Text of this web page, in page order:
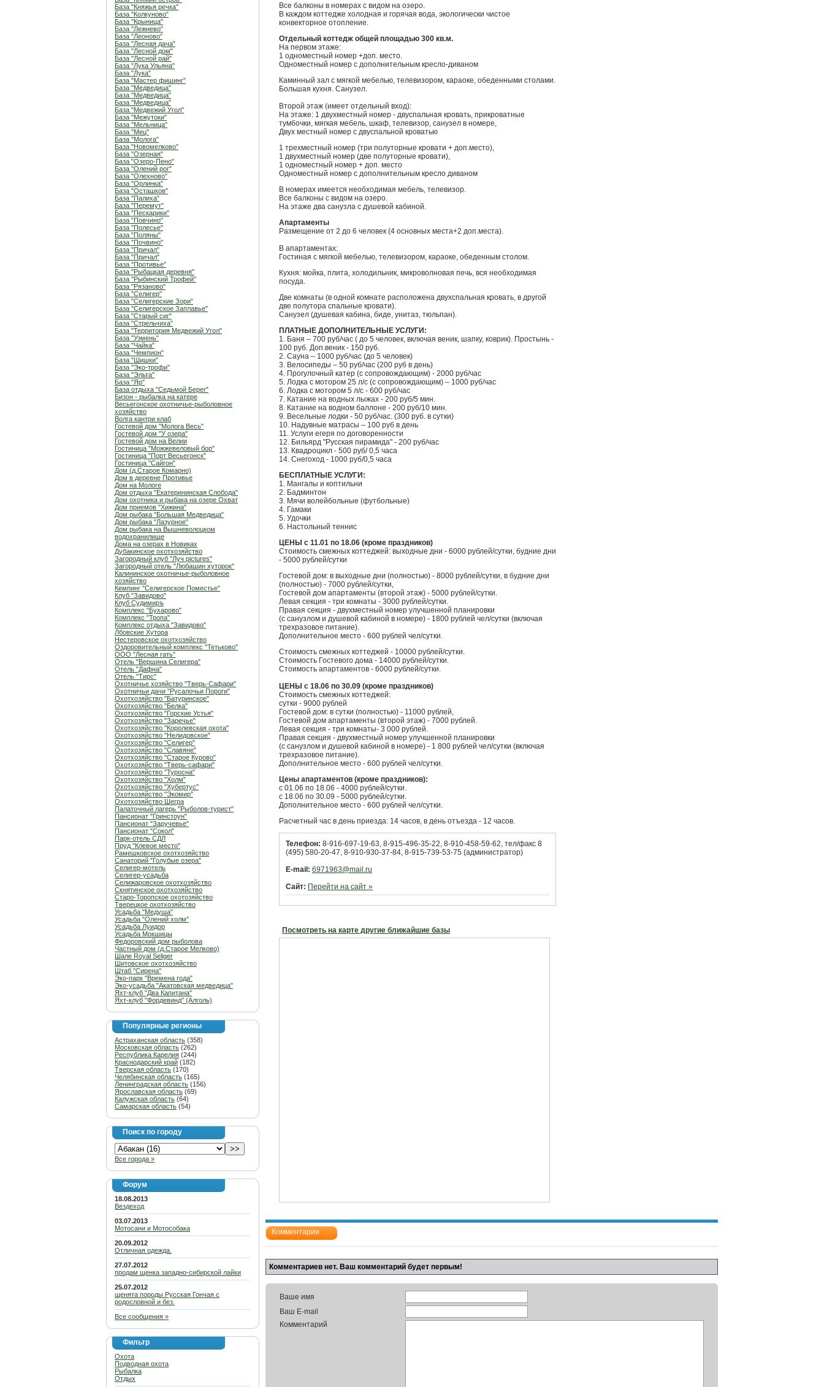
База "Княжья речка"
База "Колкуново"
База "Крыница"
База "Лежнево"
База "Леоново"
База "Лесная дача"
База "Лесной дом"
База "Лесной рай"
База "Лука Ульяна"
База "Лука"
База "Мастер фишинг"
База "Медведица"
База "Медведица"
База "Медведица"
База "Медвежий Угол"
База "Межутоки"
База "Мельница"
База "Мец"
База "Молога"
База "Новомелково"
База "Озерная"
База "Озеро-Пено"
База "Олений рог"
База "Олехново"
База "Орлинка"
База "Осташков"
База "Палиха"
База "Перемут"
База "Пескарики"
База "Повчино"
База "Полесье"
База "Поляны"
База "Почвино"
База "Причал"
База "Причал"
База "Противье"
База "Рыбацкая деревня"
База "Рыбинский Трофей"
База "Рязаново"
База "Селигер"
База "Селигерские Зори"
База "Селигерское Заплавье"
База "Старый сиг"
База "Стрельчиха"
База "Территория Медвежий Угол"
База "Узмень"
База "Чайка"
База "Чемпион"
База "Шишки"
База "Эко-трофи"
База "Эльта"
База "Яр"
База отдыха "Седьмой Берег"
Бизон - рыбалка на катере
Весьегонское охотничье-рыболовное
хозяйство
Волга кантри клаб
Гостевой дом "Молога Весь"
Гостевой дом "У озера"
Гостевой дом на Велии
Гостиница "Можжевеловый бор"
Гостиница "Порт Весьегонск"
Гостиница "Сайгон"
Дом (д.Старое Комарно)
Дом в деревне Противье
Дом на Мологе
Дом отдыха "Екатерининская Слобода"
Дом охотника и рыбака на озере Охват
Дом приемов "Хижина"
Дом рыбака "Большая Медведица"
Дом рыбака "Лазурное"
Дом рыбака на Вышневолоцком
водохранилище
Дома на озерах в Новиках
Дубакинское охотхозяйство
Загородный клуб "Луч pictures"
Загородный отель "Любашин хуторок"
Калининское охотничье-рыболовное
хозяйство
Кемпинг "Селигерское Поместье"
Клуб "Завидово"
Клуб Судимиръ
Комплекс "Бухарово"
Комплекс "Тропа"
Комплекс отдыха "Завидово"
Лбовские Хутора
Нестеровское охотхозяйство
Оздоровительный комплекс "Тетьково"
ООО "Лесная гать"
Отель "Вершина Селигера"
Отель "Дафна"
Отель "Тирс"
Охотничье хозяйство "Тверь-Сафари"
Охотничьи дачи "Русалочьи Пороги"
Охотхозяйство "Батуринское"
Охотхозяйство "Белка"
Охотхозяйство "Горские Устья"
Охотхозяйство "Заречье"
Охотхозяйство "Королевская охота"
Охотхозяйство "Нелидовское"
Охотхозяйство "Селигер"
Охотхозяйство "Славяне"
Охотхозяйство "Старое Курово"
Охотхозяйство "Тверь-сафари"
Охотхозяйство "Туросна"
Охотхозяйство "Холм"
Охотхозяйство "Хубертус"
Охотхозяйство "Экомир"
Охотхозяйство Шегра
Палаточный лагерь "Рыболов-турист"
Пансионат "Гринстоун"
Пансионат "Заручевье"
Пансионат "Сокол"
Парк-отель СДЛ
Пруд "Клевое место"
Рамешковское охотхозяйство
Санаторий "Голубые озера"
Селигер-мотель
Селигер-усадьба
Селижаровское охотхозяйство
Скнятинское охотхозяйство
Старо-Торопское охотозяйство
Тверецкое охотхозяйство
Усадьба "Медуша"
Усадьба "Олений холм"
Усадьба Луидор
Усадьба Мокшицы
Федоровский дом рыболова
Частный дом (д.Старое Мелково)
Шале Royal Seliger
Шитовское охотхозяйство
Штаб "Сирена"
Эко-парк "Времена года"
Эко-усадьба "Акатовская медведица"
Яхт-клуб "Два Капитана"
Яхт-клуб "Фордевинд" (Алголь)
Популярные регионы
Астраханская область (358)
Московская область (262)
Республика Карелия (244)
Краснодарский край (182)
Тверская область (170)
Челябинская область (165)
Ленинградская область (156)
Ярославская область (69)
Калужская область (64)
Самарская область (54)
Поиск по городу
Все города »
Форум
18.08.2013
Вездеход
03.07.2013
Мотосани и Мотособака
20.09.2012
Отличная одежда.
27.07.2012
продам щенка западно-сибирской лайки
25.07.2012
щенята породы Русская Гончая с
родословной и без.
Все сообщения »
Фильтр
Охота
Подводная охота
Рыбалка
Отдых
Все балконы в номерах с видом на озеро.
В каждом коттедже холодная и горячая вода, экологически чистое
конвекторное отопление.
Отдельный коттедж общей площадью 300 кв.м.
На первом этаже:
1 одноместный номер +доп. место.
Одноместный номер с дополнительным кресло-диваном
Каминный зал с мягкой мебелью, телевизором, караоке, обеденными столами.
Большая кухня. Санузел.
Второй этаж (имеет отдельный вход):
На этаже: 1 двухместный номер - двуспальная кровать, прикроватные
тумбочки, мягкая мебель, шкаф, телевизор, санузел в номере,
Двух местный номер с двуспальной кроватью
1 трехместный номер (три полуторные кровати + доп.место),
1 двухместный номер (две полуторные кровати),
1 одноместный номер + доп. место
Одноместный номер с дополнительным кресло диваном
В номерах имеется необходимая мебель, телевизор.
Все балконы с видом на озеро.
На этаже два санузла с душевой кабиной.
Апартаменты
Размещение от 2 до 6 человек (4 основных места+2 доп.места).
В апартаментах:
Гостиная с мягкой мебелью, телевизором, караоке, обеденным столом.
Кухня: мойка, плита, холодильник, микроволновая печь, вся необходимая
посуда.
Две комнаты (в одной комнате расположена двухспальная кровать, в другой
две полутора спальные кровати).
Санузел (душевая кабина, биде, унитаз, тюльпан).
ПЛАТНЫЕ ДОПОЛНИТЕЛЬНЫЕ УСЛУГИ:
1. Баня – 700 руб/час ( до 5 человек, включая веник, шапку, коврик). Простынь -
100 руб. Доп.веник - 150 руб.
2. Сауна – 1000 руб/час (до 5 человек)
3. Велосипеды – 50 руб/час (200 руб в день)
4. Прогулочный катер (с сопровождающим) - 2000 руб/час
5. Лодка с мотором 25 л/с (с сопровождающим) – 1000 руб/час
6. Лодка с мотором 5 л/с - 600 руб/час
7. Катание на водных лыжах - 200 руб/5 мин.
8. Катание на водном баллоне - 200 руб/10 мин.
9. Весельные лодки - 50 руб/час. (300 руб. в сутки)
10. Надувные матрасы – 100 руб в день
11. Услуги егеря по договоренности
12. Бильярд "Русская пирамида" - 200 руб/час
13. Квадроцикл - 500 руб/ 0,5 часа
14. Снегоход - 1000 руб/0,5 часа
БЕСПЛАТНЫЕ УСЛУГИ:
1. Мангалы и коптильни
2. Бадминтон
3. Мячи волейбольные (футбольные)
4. Гамаки
5. Удочки
6. Настольный теннис
ЦЕНЫ с 11.01 по 18.06 (кроме праздников)
Стоимость смежных коттеджей: выходные дни - 6000 рублей/сутки, будние дни
- 5000 рублей/сутки
Гостевой дом: в выходные дни (полностью) - 8000 рублей/сутки, в будние дни
(полностью) - 7000 рублей/сутки,
Гостевой дом апартаменты (второй этаж) - 5000 рублей/сутки.
Левая секция - три комнаты - 3000 рублей/сутки.
Правая секция - двухместный номер улучшенной планировки
(с санузлом и душевой кабиной в номере) - 1800 рублей чел/сутки (включая
трехразовое питание).
Дополнительное место - 600 рублей чел/сутки.
Стоимость смежных коттеджей - 10000 рублей/сутки.
Стоимость Гостевого дома - 14000 рублей/сутки.
Стоимость апартаментов - 6000 рублей/сутки.
ЦЕНЫ с 18.06 по 30.09 (кроме праздников)
Стоимость смежных коттеджей:
сутки - 9000 рублей
Гостевой дом: в сутки (полностью) - 11000 рублей,
Гостевой дом апартаменты (второй этаж) - 7000 рублей.
Левая секция - три комнаты- 3 000 рублей.
Правая секция - двухместный номер улучшенной планировки
(с санузлом и душевой кабиной в номере) - 1 800 рублей чел/сутки (включая
трехразовое питание).
Дополнительное место - 600 рублей чел/сутки.
Цены апартаментов (кроме праздников):
с 01.06 по 18.06 - 4000 рублей/сутки.
с 18.06 по 30.09 - 5000 рублей/сутки.
Дополнительное место - 600 рублей чел/сутки.
Расчетный час в день приезда: 14 часов, в день отъезда - 12 часов.
Телефон: 8-916-697-19-63, 8-915-496-35-22, 8-910-458-59-62, тел/факс 8
(495) 580-20-47, 8-910-930-37-84, 8-915-739-53-75 (администратор)
E-mail: 6971963@mail.ru
Сайт: Перейти на сайт »
Посмотреть на карте другие ближайшие базы
Комментарии
Комментариев нет. Ваш комментарий будет первым!
Ваше имя
Ваш E-mail
Комментарий